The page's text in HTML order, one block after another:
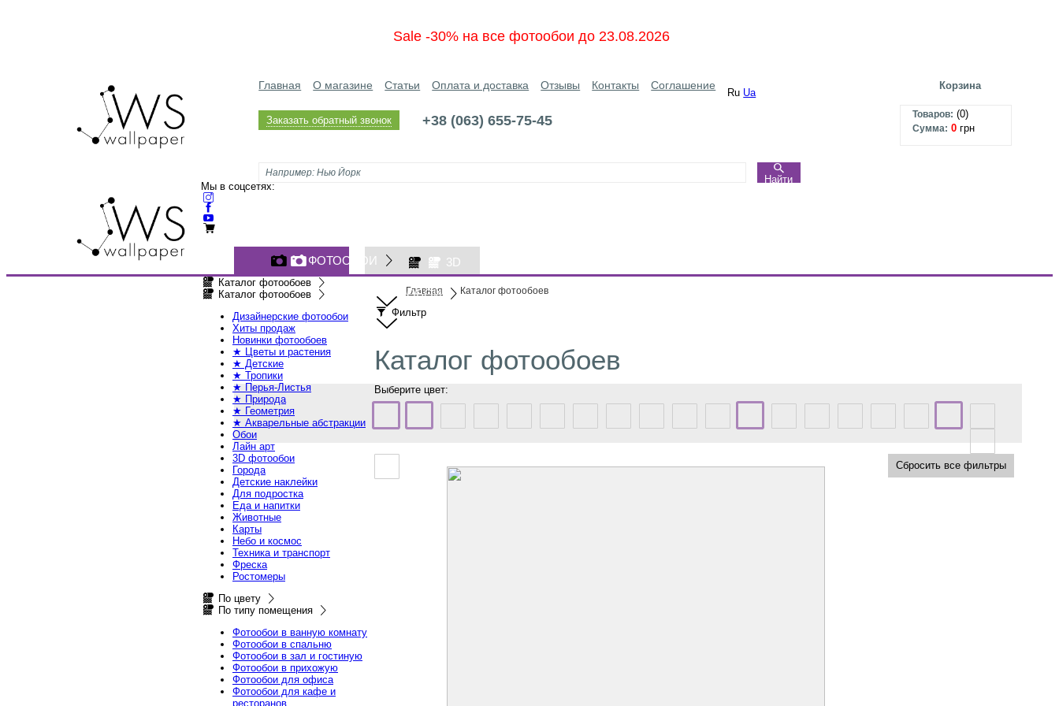
Sale -30% на все фотообои до 23.08.2026
Главная О магазине Статьи Оплата и доставка Отзывы Контакты Соглашение
Ru Ua
Заказать обратный звонок +38 (063) 655-75-45
Найти
Корзина
Товаров: (0)
Сумма: 0 грн
Мы в соцсетях:
ФОТООБОИ 3D
ОБОИ
Каталог фотообоев
Каталог фотообоев
Дизайнерские фотообои
Хиты продаж
Новинки фотообоев
★ Цветы и растения
★ Детские
★ Тропики
★ Перья-Листья
★ Природа
★ Геометрия
★ Акварельные абстракции
Обои
Лайн арт
3D фотообои
Города
Детские наклейки
Для подростка
Еда и напитки
Животные
Карты
Небо и космос
Техника и транспорт
Фреска
Ростомеры
По цвету
По типу помещения
Фотообои в ванную комнату
Фотообои в спальню
Фотообои в зал и гостиную
Фотообои в прихожую
Фотообои для офиса
Фотообои для кафе и
ресторанов
Главная Каталог фотообоев
Фильтр
Каталог фотообоев
Выберите цвет:
Сбросить все фильтры